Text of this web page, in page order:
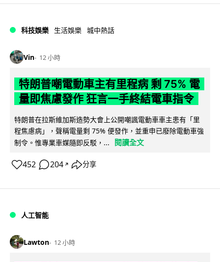
科技娛樂 生活娛樂 城中熱話
Vin 12 小時
特朗普嘲電動車主有里程病 剩 75% 電
量即焦慮發作 狂言一手終結電車指令
特朗普在拉斯維加斯造勢大會上公開嘲諷電動車車主患有「里
程焦慮病」，聲稱電量剩 75% 便發作，並重申已廢除電動車強
制令。惟專業車媒隨即反駁，...
閱讀全文
452 204 ↗ 分享
人工智能
Lawton 12 小時